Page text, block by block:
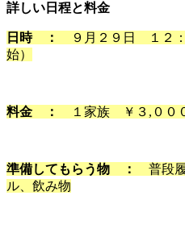
詳しい日程と料金
日時 ：
９月２９日 １２：
始）
料金 ： １家族 ￥３,００
準備してもらう物 ：
普段
ル、飲み物